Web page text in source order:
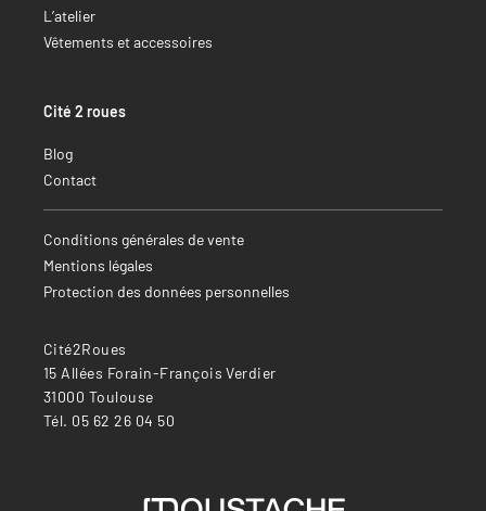
L’atelier
Vêtements et accessoires
Cité 2 roues
Blog
Contact
Conditions générales de vente
Mentions légales
Protection des données personnelles
Cité2Roues
15 Allées Forain-François Verdier
31000 Toulouse
Tél. 05 62 26 04 50